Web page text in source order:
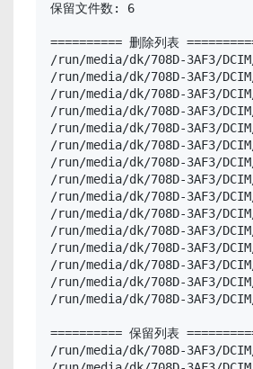
保留文件数: 6
========== 删除列表
/run/media/dk/708D-3AF3/
/run/media/dk/708D-3AF3/
/run/media/dk/708D-3AF3/
/run/media/dk/708D-3AF3/
/run/media/dk/708D-3AF3/
/run/media/dk/708D-3AF3/
/run/media/dk/708D-3AF3/
/run/media/dk/708D-3AF3/
/run/media/dk/708D-3AF3/
/run/media/dk/708D-3AF3/
/run/media/dk/708D-3AF3/
/run/media/dk/708D-3AF3/
/run/media/dk/708D-3AF3/
/run/media/dk/708D-3AF3/
/run/media/dk/708D-3AF3/
========== 保留列表
/run/media/dk/708D-3AF3/